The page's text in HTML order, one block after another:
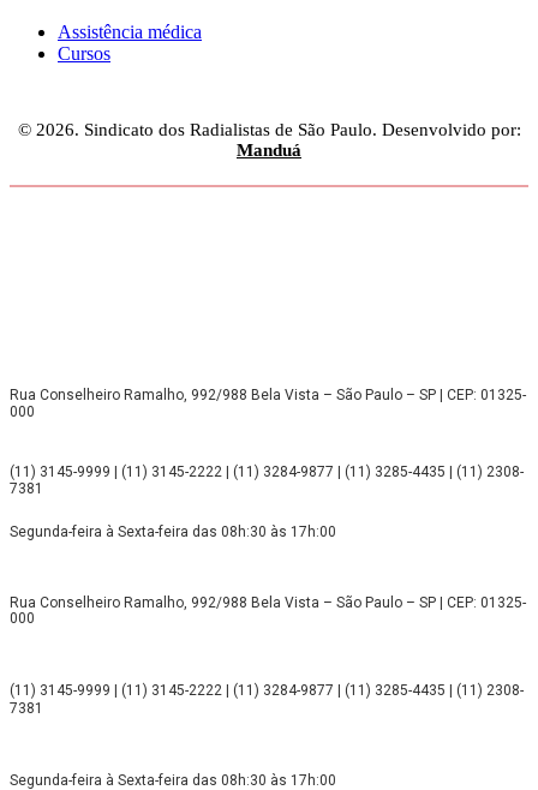
Assistência médica
Cursos
© 2026. Sindicato dos Radialistas de São Paulo. Desenvolvido por:
Manduá
Rua Conselheiro Ramalho, 992/988 Bela Vista – São Paulo – SP | CEP: 01325-
000
(11) 3145-9999 | (11) 3145-2222 | (11) 3284-9877 | (11) 3285-4435 | (11) 2308-
7381
Segunda-feira à Sexta-feira das 08h:30 às 17h:00
Rua Conselheiro Ramalho, 992/988 Bela Vista – São Paulo – SP | CEP: 01325-
000
(11) 3145-9999 | (11) 3145-2222 | (11) 3284-9877 | (11) 3285-4435 | (11) 2308-
7381
Segunda-feira à Sexta-feira das 08h:30 às 17h:00